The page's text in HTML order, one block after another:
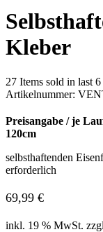
Kleber
27 Items sold in last
Artikelnummer:
Preisangabe / je
120cm
selbsthaftenden
erforderlich
69,99 €
inkl. 19 % MwSt.